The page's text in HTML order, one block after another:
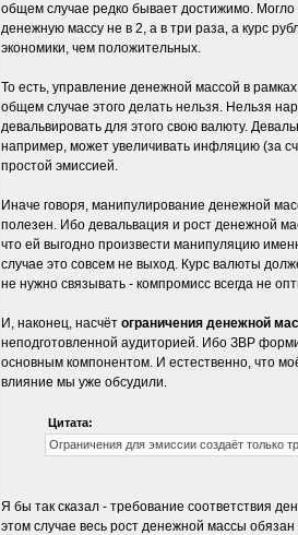
общем случае редко бывает достижимо. Могло
денежную массу не в 2, а в три раза, а курс
экономики, чем положительных.
То есть, управление денежной массой в
общем случае этого делать нельзя. Нельзя
девальвировать для этого свою валюту.
например, может увеличивать инфляцию (за
простой эмиссией.
Иначе говоря, манипулирование денежной
полезен. Ибо девальвация и рост денежной
что ей выгодно произвести манипуляцию
случае это совсем не выход. Курс валюты
не нужно связывать - компромисс всегда не
И, наконец, насчёт ограничения денежной
неподготовленной аудиторией. Ибо ЗВР
основным компонентом. И естественно, что
влияние мы уже обсудили.
Цитата:
Ограничения для эмиссии создаёт только
Я бы так сказал - требование соответствия
этом случае весь рост денежной массы